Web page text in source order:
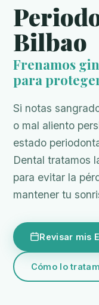
Bilbao
Frenamos
para
Si notas
o mal aliento
estado
Dental tratamos
para evitar la
mantener tu
Revisar mis
Cómo lo